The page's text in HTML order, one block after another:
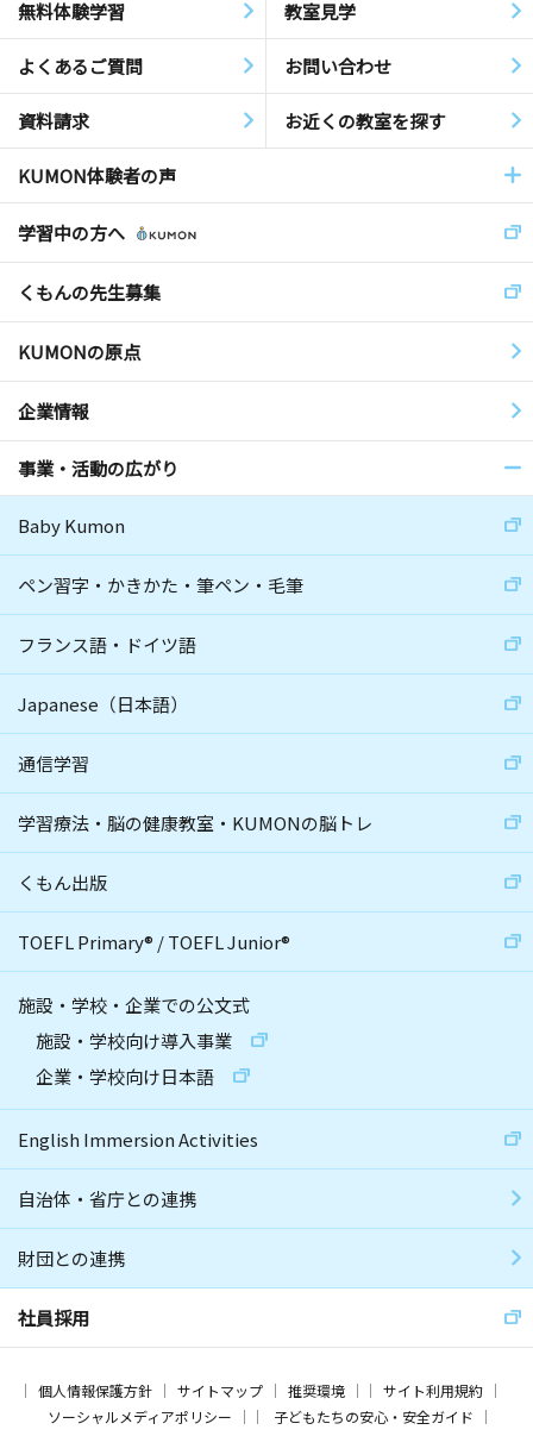
無料体験学習 教室見学
よくあるご質問 お問い合わせ
資料請求 お近くの教室を探す
KUMON体験者の声
学習中の方へ
くもんの先生募集
KUMONの原点
企業情報
事業・活動の広がり
Baby Kumon
ペン習字・かきかた・筆ペン・毛筆
フランス語・ドイツ語
Japanese（日本語）
通信学習
学習療法・脳の健康教室・KUMONの脳トレ
くもん出版
TOEFL Primary® /TOEFL Junior®
施設・学校・企業での公文式
施設・学校向け導入事業
企業・学校向け日本語
English Immersion Activities
自治体・省庁との連携
財団との連携
社員採用
個人情報保護方針 サイトマップ 推奨環境
サイト利用規約
ソーシャルメディアポリシー
子どもたちの安心・安全ガイド